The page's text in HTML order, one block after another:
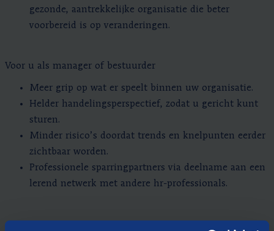
gezonde, aantrekkelijke organisatie die beter
voorbereid is op veranderingen.
Voor u als manager of bestuurder
Meer grip op wat er speelt binnen uw organisatie.
Helder handelingsperspectief, zodat u gericht kunt
sturen.
Minder risico’s doordat trends en knelpunten eerder
zichtbaar worden.
Professionele sparringpartners via deelname aan een
lerend netwerk met andere hr-professionals.